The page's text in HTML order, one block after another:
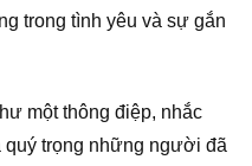
trong tình yêu và sự gắn
một thông điệp, nhắc
trọng những người đã